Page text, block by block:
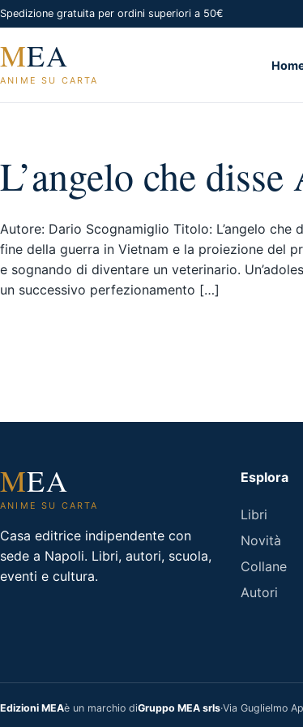
Spedizione gratuita per ordini superiori a 50€
MEA
ANIME SU CARTA
L’angelo che disse
Autore: Dario Scognamiglio Titolo: L’angelo
fine della guerra in Vietnam e la proiezione del
e sognando di diventare un veterinario.
un successivo perfezionamento […]
MEA
ANIME SU CARTA
Casa editrice indipendente con
sede a Napoli. Libri, autori, scuola,
eventi e cultura.
Esplora
Libri
Novità
Collane
Autori
Edizioni MEAè un marchio diGruppo MEA srls·Via Guglielmo